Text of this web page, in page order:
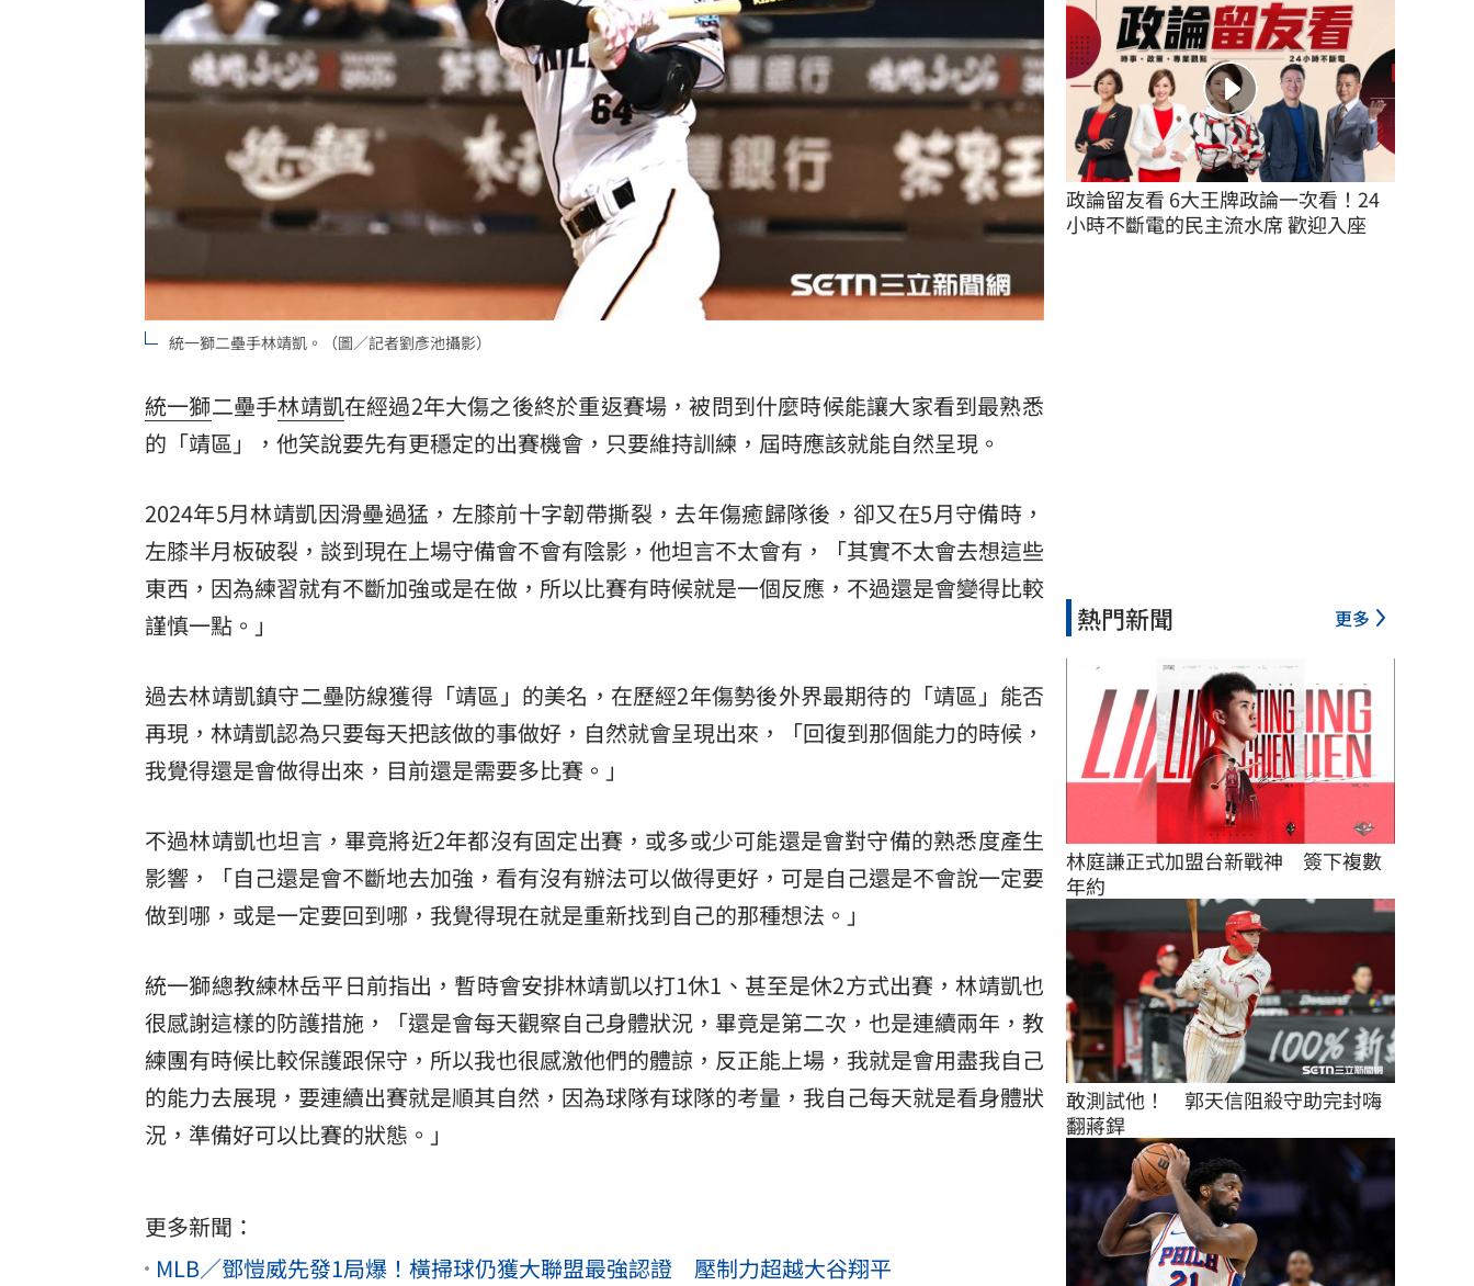
LIVE三立+24小時直播 15:27
三立iNEWS新聞台線上直播 18:00
「拍片人的多重宇宙」職涯論壇9/12登場！ 10:30
8國球員齊聚高雄 Formosa 7s掀足球熱潮 10:00
理想混蛋號召粉絲跨海追星吃美食！ 18:15
統一獅二壘手林靖凱。（圖／記者劉彥池攝影）
統一獅二壘手林靖凱在經過2年大傷之後終於重返賽場，被問到什麼時候能讓大家看到最熟悉
的「靖區」，他笑說要先有更穩定的出賽機會，只要維持訓練，屆時應該就能自然呈現。
2024年5月林靖凱因滑壘過猛，左膝前十字韌帶撕裂，去年傷癒歸隊後，卻又在5月守備時，
左膝半月板破裂，談到現在上場守備會不會有陰影，他坦言不太會有，「其實不太會去想這些
東西，因為練習就有不斷加強或是在做，所以比賽有時候就是一個反應，不過還是會變得比較
謹慎一點。」
過去林靖凱鎮守二壘防線獲得「靖區」的美名，在歷經2年傷勢後外界最期待的「靖區」能否
再現，林靖凱認為只要每天把該做的事做好，自然就會呈現出來，「回復到那個能力的時候，
我覺得還是會做得出來，目前還是需要多比賽。」
不過林靖凱也坦言，畢竟將近2年都沒有固定出賽，或多或少可能還是會對守備的熟悉度產生
影響，「自己還是會不斷地去加強，看有沒有辦法可以做得更好，可是自己還是不會說一定要
做到哪，或是一定要回到哪，我覺得現在就是重新找到自己的那種想法。」
統一獅總教練林岳平日前指出，暫時會安排林靖凱以打1休1、甚至是休2方式出賽，林靖凱也
很感謝這樣的防護措施，「還是會每天觀察自己身體狀況，畢竟是第二次，也是連續兩年，教
練團有時候比較保護跟保守，所以我也很感激他們的體諒，反正能上場，我就是會用盡我自己
的能力去展現，要連續出賽就是順其自然，因為球隊有球隊的考量，我自己每天就是看身體狀
況，準備好可以比賽的狀態。」
更多新聞：
MLB／鄧愷威先發1局爆！橫掃球仍獲大聯盟最強認證 壓制力超越大谷翔平
政論留友看 6大王牌政論一次看！24
小時不斷電的民主流水席 歡迎入座
熱門新聞 更多
林庭謙正式加盟台新戰神　簽下複數
年約
敢測試他！　郭天信阻殺守助完封嗨
翻蔣銲